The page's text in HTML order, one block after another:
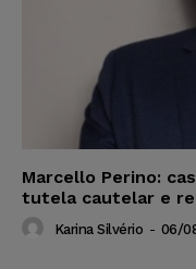
Marcello Perino:
tutela cautelar e
Karina Silvério - 06/